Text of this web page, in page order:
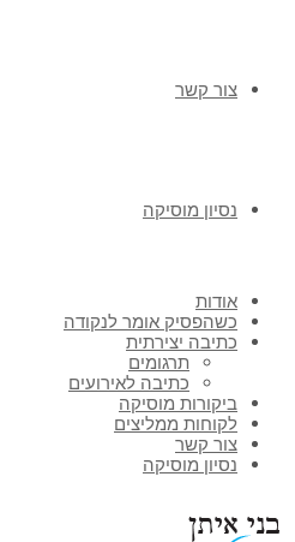
צור קשר
נסיון מוסיקה
אודות
כשהפסיק אומר לנקודה
כתיבה יצירתית
תרגומים
כתיבה לאירועים
ביקורות מוסיקה
לקוחות ממליצים
צור קשר
נסיון מוסיקה